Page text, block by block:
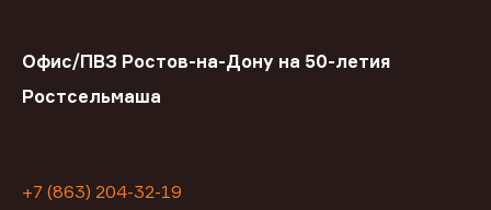
Офис/ПВЗ Ростов-на-Дону на 50-летия
Ростсельмаша
+7 (863) 204-32-19